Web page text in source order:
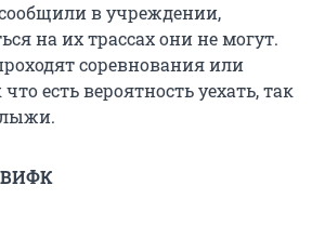
сообщили в учреждении,
на их трассах они не могут.
соревнования или
есть вероятность уехать, так
лыжи.
ВИФК